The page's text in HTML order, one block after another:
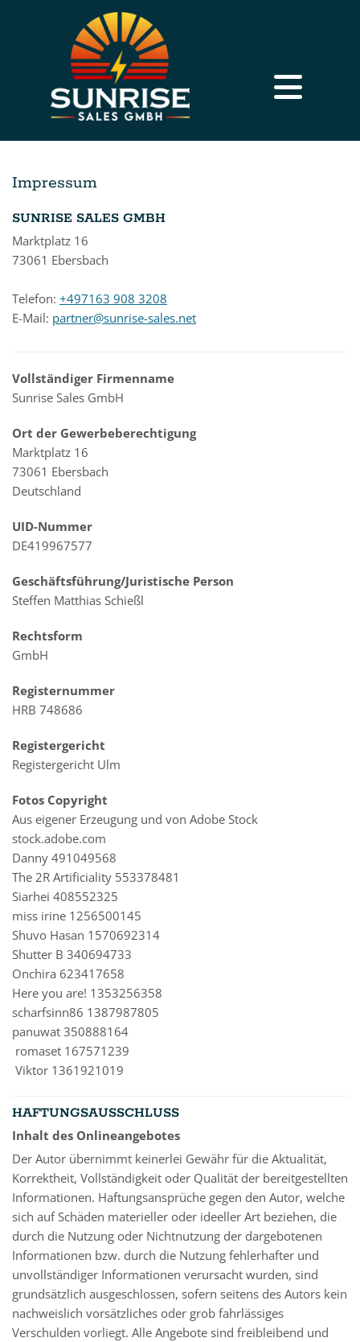
Impressum
SUNRISE SALES GMBH
Marktplatz 16
73061 Ebersbach
Telefon: +497163 908 3208
E-Mail: partner@sunrise-sales.net
Vollständiger Firmenname
Sunrise Sales GmbH
Ort der Gewerbeberechtigung
Marktplatz 16
73061 Ebersbach
Deutschland
UID-Nummer
DE419967577
Geschäftsführung/Juristische Person
Steffen Matthias Schießl
Rechtsform
GmbH
Registernummer
HRB 748686
Registergericht
Registergericht Ulm
Fotos Copyright
Aus eigener Erzeugung und von Adobe Stock
stock.adobe.com
Danny 491049568
The 2R Artificiality 553378481
Siarhei 408552325
miss irine 1256500145
Shuvo Hasan 1570692314
Shutter B 340694733
Onchira 623417658
Here you are! 1353256358
scharfsinn86 1387987805
panuwat 350888164
romaset 167571239
Viktor 1361921019
HAFTUNGSAUSSCHLUSS
Inhalt des Onlineangebotes
Der Autor übernimmt keinerlei Gewähr für die Aktualität,
Korrektheit, Vollständigkeit oder Qualität der bereitgestellten
Informationen. Haftungsansprüche gegen den Autor, welche
sich auf Schäden materieller oder ideeller Art beziehen, die
durch die Nutzung oder Nichtnutzung der dargebotenen
Informationen bzw. durch die Nutzung fehlerhafter und
unvollständiger Informationen verursacht wurden, sind
grundsätzlich ausgeschlossen, sofern seitens des Autors kein
nachweislich vorsätzliches oder grob fahrlässiges
Verschulden vorliegt. Alle Angebote sind freibleibend und